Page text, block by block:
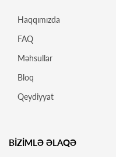
Haqqımızda
FAQ
Məhsullar
Bloq
Qeydiyyat
BİZİMLƏ ƏLAQƏ